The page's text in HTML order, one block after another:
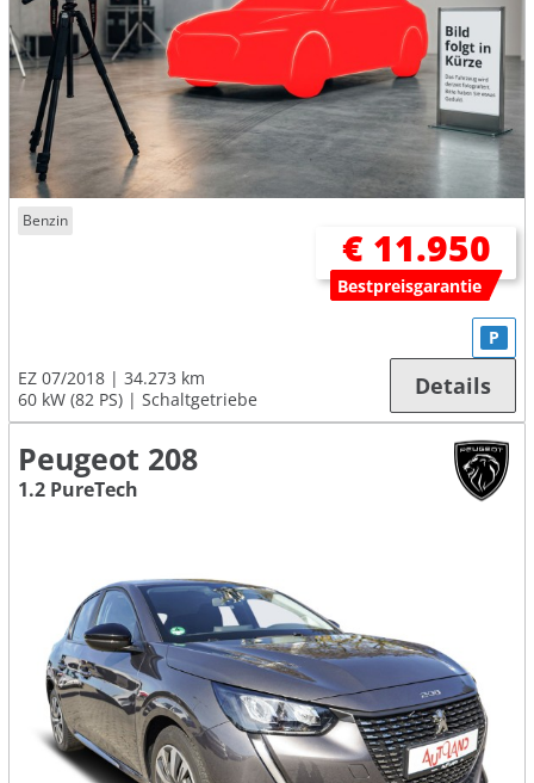
Benzin
€ 11.950
Bestpreisgarantie
EZ 07/2018
34.273 km
60 kW (82 PS)
Schaltgetriebe
P
Details
Peugeot 208
1.2 PureTech